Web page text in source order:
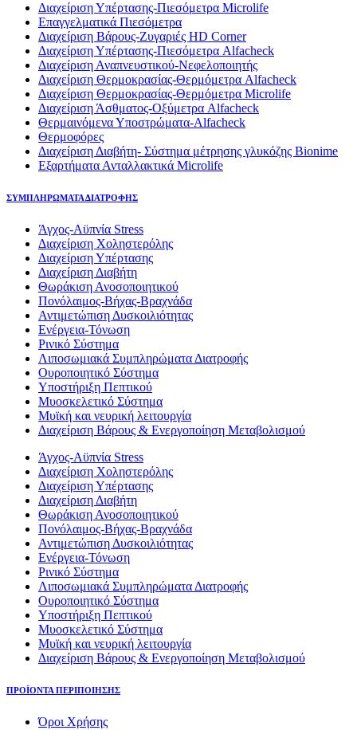
Διαχείριση Υπέρτασης-Πιεσόμετρα Microlife
Επαγγελματικά Πιεσόμετρα
Διαχείριση Βάρους-Ζυγαριές HD Corner
Διαχείριση Υπέρτασης-Πιεσόμετρα Alfacheck
Διαχείριση Αναπνευστικού-Νεφελοποιητής
Διαχείριση Θερμοκρασίας-Θερμόμετρα Alfacheck
Διαχείριση Θερμοκρασίας-Θερμόμετρα Microlife
Διαχείριση Άσθματος-Οξύμετρα Alfacheck
Θερμαινόμενα Υποστρώματα-Alfacheck
Θερμοφόρες
Διαχείριση Διαβήτη- Σύστημα μέτρησης γλυκόζης Bionime
Εξαρτήματα Ανταλλακτικά Microlife
ΣΥΜΠΛΗΡΩΜΑΤΑ ΔΙΑΤΡΟΦΗΣ
Άγχος-Αϋπνία Stress
Διαχείριση Χοληστερόλης
Διαχείριση Υπέρτασης
Διαχείριση Διαβήτη
Θωράκιση Ανοσοποιητικού
Πονόλαιμος-Βήχας-Βραχνάδα
Αντιμετώπιση Δυσκοιλιότητας
Eνέργεια-Τόνωση
Ρινικό Σύστημα
Λιποσωμιακά Συμπληρώματα Διατροφής
Ουροποιητικό Σύστημα
Υποστήριξη Πεπτικού
Μυοσκελετικό Σύστημα
Μυϊκή και νευρική λειτουργία
Διαχείριση Βάρους & Ενεργοποίηση Μεταβολισμού
Άγχος-Αϋπνία Stress
Διαχείριση Χοληστερόλης
Διαχείριση Υπέρτασης
Διαχείριση Διαβήτη
Θωράκιση Ανοσοποιητικού
Πονόλαιμος-Βήχας-Βραχνάδα
Αντιμετώπιση Δυσκοιλιότητας
Eνέργεια-Τόνωση
Ρινικό Σύστημα
Λιποσωμιακά Συμπληρώματα Διατροφής
Ουροποιητικό Σύστημα
Υποστήριξη Πεπτικού
Μυοσκελετικό Σύστημα
Μυϊκή και νευρική λειτουργία
Διαχείριση Βάρους & Ενεργοποίηση Μεταβολισμού
ΠΡΟΪΟΝΤΑ ΠΕΡΙΠΟΙΗΣΗΣ
Όροι Χρήσης